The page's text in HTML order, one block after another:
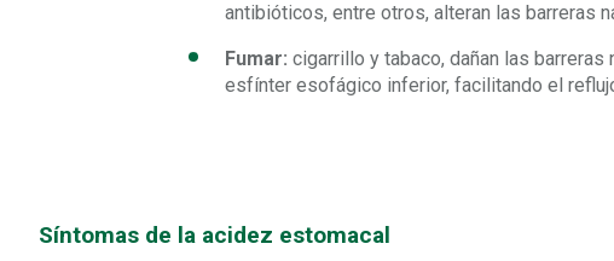
antibióticos, entre otros, alteran las barreras
Fumar: cigarrillo y tabaco, dañan las barreras
esfínter esofágico inferior, facilitando el
Síntomas de la acidez estomacal